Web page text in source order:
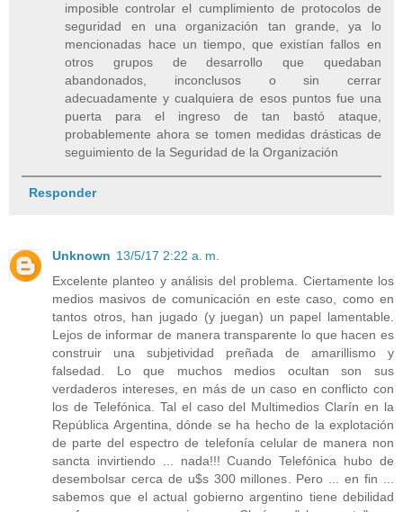
imposible controlar el cumplimiento de protocolos de
seguridad en una organización tan grande, ya lo
mencionadas hace un tiempo, que existían fallos en
otros grupos de desarrollo que quedaban
abandonados, inconclusos o sin cerrar
adecuadamente y cualquiera de esos puntos fue una
puerta para el ingreso de tan bastó ataque,
probablemente ahora se tomen medidas drásticas de
seguimiento de la Seguridad de la Organización
Responder
Unknown 13/5/17 2:22 a. m.
Excelente planteo y análisis del problema. Ciertamente los
medios masivos de comunicación en este caso, como en
tantos otros, han jugado (y juegan) un papel lamentable.
Lejos de informar de manera transparente lo que hacen es
construir una subjetividad preñada de amarillismo y
falsedad. Lo que muchos medios ocultan son sus
verdaderos intereses, en más de un caso en conflicto con
los de Telefónica. Tal el caso del Multimedios Clarín en la
República Argentina, dónde se ha hecho de la explotación
de parte del espectro de telefonía celular de manera non
sancta invirtiendo ... nada!!! Cuando Telefónica hubo de
desembolsar cerca de u$s 300 millones. Pero ... en fin ...
sabemos que el actual gobierno argentino tiene debilidad